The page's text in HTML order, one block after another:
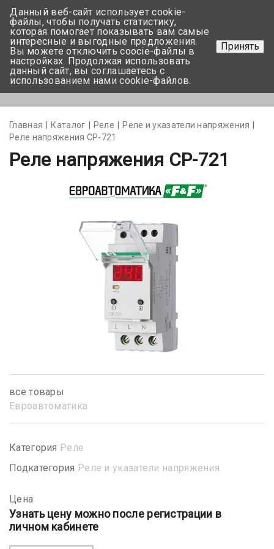
+375 17-350-99-56
+375 44-752-82-08
Задать вопрос
Главная Каталог Реле
Реле и указатели напряжения
Реле напряжения СР-721
Реле напряжения СР-721
все товары
Евроавтоматика
Категория Реле
Подкатегория Реле и указатели напряжения
Цена:
Узнать цену можно после регистрации в
личном кабинете
Данный веб-сайт использует cookie-
файлы, чтобы получать статистику,
которая помогает показывать вам самые
интересные и выгодные предложения.
Вы можете отключить coocie-файлы в
настройках. Продолжая использовать
данный сайт, вы соглашаетесь с
использованием нами cookie-файлов.
Принять